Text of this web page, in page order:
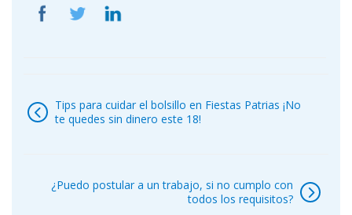
de
entradas
Tips para cuidar el bolsillo en Fiestas Patrias ¡No
te quedes sin dinero este 18!
¿Puedo postular a un trabajo, si no cumplo con
todos los requisitos?